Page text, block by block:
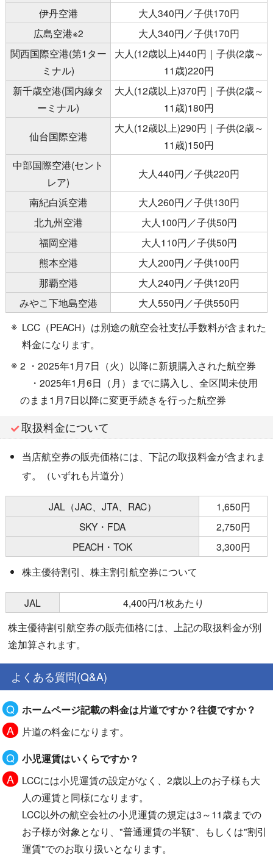
伊丹空港
大人340円／子供170円
広島空港※2
大人340円／子供170円
関西国際空港(第1ター
ミナル)
大人(12歳以上)440円｜子供(2歳～
11歳)220円
新千歳空港(国内線タ
ーミナル)
大人(12歳以上)370円｜子供(2歳～
11歳)180円
仙台国際空港
大人(12歳以上)290円｜子供(2歳～
11歳)150円
中部国際空港(セント
レア)
大人440円／子供220円
南紀白浜空港
大人260円／子供130円
北九州空港
大人100円／子供50円
福岡空港
大人110円／子供50円
熊本空港
大人200円／子供100円
那覇空港
大人240円／子供120円
みやこ下地島空港
大人550円／子供550円
LCC（PEACH）は別途の航空会社支払手数料が含まれた
料金になります。
2 ・2025年1月7日（火）以降に新規購入された航空券
・2025年1月6日（月）までに購入し、全区間未使用
のまま1月7日以降に変更手続きを行った航空券
取扱料金について
当店航空券の販売価格には、下記の取扱料金が含まれま
す。（いずれも片道分）
JAL（JAC、JTA、RAC）
1,650円
SKY・FDA
2,750円
PEACH・TOK
3,300円
株主優待割引、株主割引航空券について
JAL
4,400円/1枚あたり
株主優待割引航空券の販売価格には、上記の取扱料金が別
途加算されます。
よくある質問(Q&A)
ホームページ記載の料金は片道ですか？往復ですか？
片道の料金になります。
小児運賃はいくらですか？
LCCには小児運賃の設定がなく、2歳以上のお子様も大
人の運賃と同様になります。
LCC以外の航空会社の小児運賃の規定は3～11歳までの
お子様が対象となり、"普通運賃の半額"、もしくは"割引
運賃"でのお取り扱いとなります。